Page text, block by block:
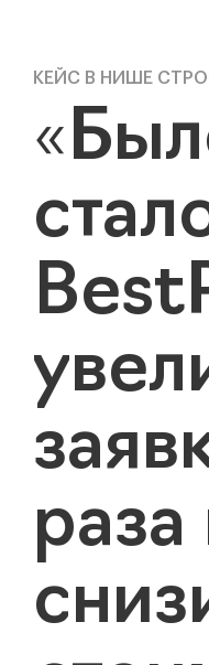
КЕЙС В НИШЕ
раза